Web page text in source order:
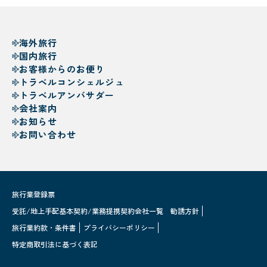
海外旅行
国内旅行
お客様からのお便り
トラベルコンシェルジュ
トラベルアンバサダー
会社案内
お知らせ
お問い合わせ
旅行業登録票
受託/地上手配基本契約/業務提携契約会社一覧
勧誘方針
旅行業約款・条件書
プライバシーポリシー
特定商取引法に基づく表記